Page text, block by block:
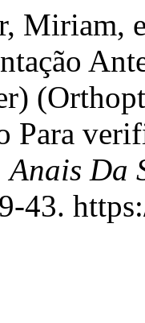
Miriam,
Para
Anais Da
43.